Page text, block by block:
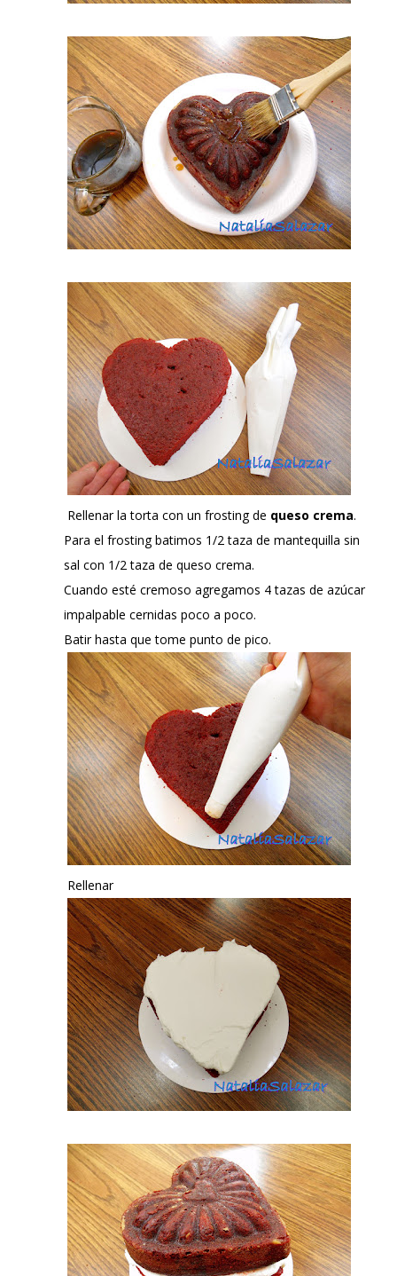
Rellenar la torta con un frosting de queso crema.
Para el frosting batimos 1/2 taza de mantequilla sin
sal con 1/2 taza de queso crema.
Cuando esté cremoso agregamos 4 tazas de azúcar
impalpable cernidas poco a poco.
Batir hasta que tome punto de pico.
Rellenar